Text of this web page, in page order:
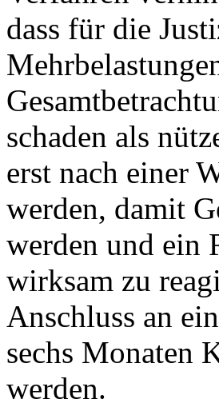
dass für die
schaden als
erst nach einer
werden, damit
werden und ein
wirksam zu
Anschluss an
sechs Monaten
werden.